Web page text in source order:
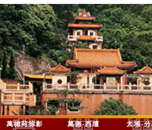
萬德苑掠影 萬德-西壇 大埔-